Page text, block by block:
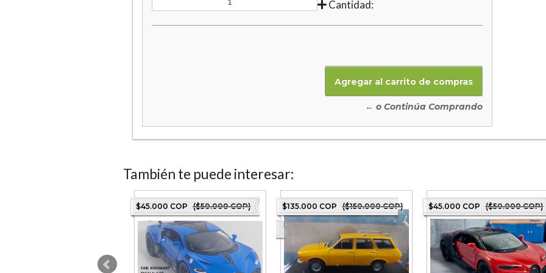
Cantidad:
← o Continúa Comprando
También te puede interesar:
$45.000 COP ($50.000 COP) $135.000 COP ($150.000 COP) $45.000 COP ($50.000 COP)